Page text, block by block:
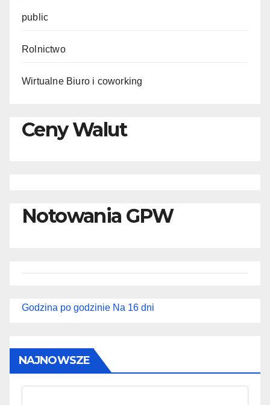
public
Rolnictwo
Wirtualne Biuro i coworking
Ceny Walut
Notowania GPW
Godzina po godzinie Na 16 dni
NAJNOWSZE